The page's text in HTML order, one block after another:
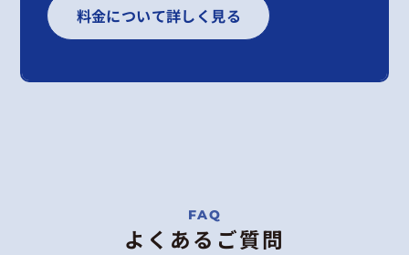
料金について詳しく見る
よくあるご質問